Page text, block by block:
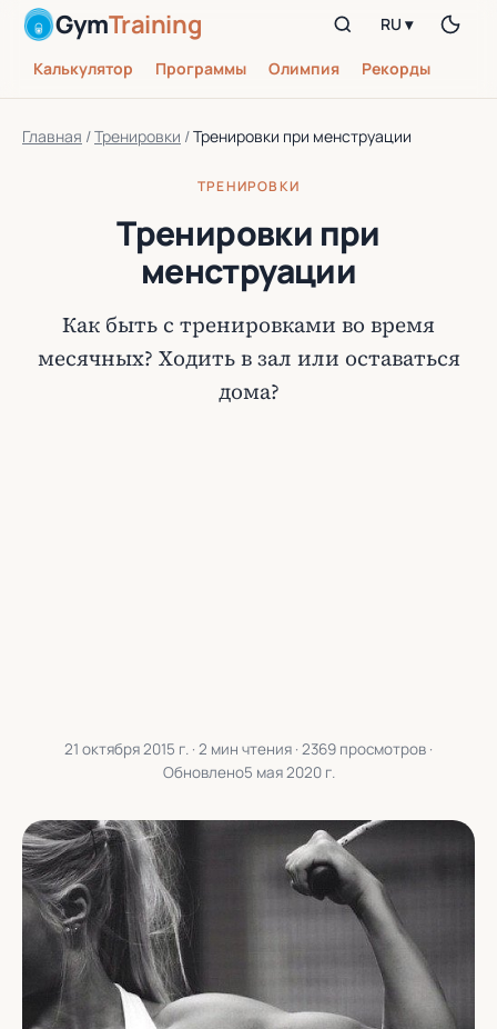
GymTraining
Калькулятор Программы Олимпия Рекорды
RU ▾
Главная /Тренировки /Тренировки при менструации
ТРЕНИРОВКИ
Тренировки при
менструации
Как быть с тренировками во время
месячных? Ходить в зал или оставаться
дома?
21 октября 2015 г. · 2 мин чтения · 2369 просмотров ·
Обновлено5 мая 2020 г.